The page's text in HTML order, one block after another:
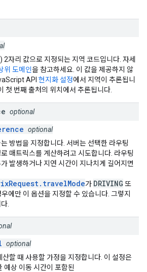
자리 값으로 지정되는 지역 코드입니다. 자세
위 도메인을 참고하세요. 이 값을 제공하지 않
API 현지화 설정에서 지역이 추론됩니
첫 번째 출처의 위치에서 추론됩니다.
optional
optional
방법을 지정합니다. 서버는 선택한 라우팅
매트릭스를 계산하려고 시도합니다. 라우팅
발생하거나 지연 시간이 지나치게 길어지면
가 DRIVING 또
우에만 이 옵션을 지정할 수 있습니다. 그렇지
.
optional
할 때 사용할 가정을 지정합니다. 이 설정은
예상 이동 시간이 포함된